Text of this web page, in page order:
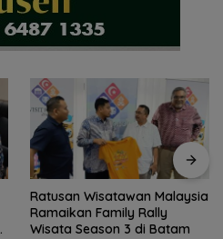
Pemprov Kepri mulai bangun
proyek strategis Monumen
Bahasa Nasional